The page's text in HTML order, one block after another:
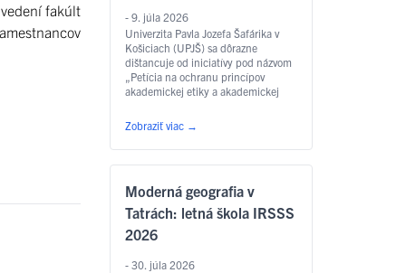
fakúlt
- 9. júla 2026
Univerzita Pavla Jozefa Šafárika v
Košiciach (UPJŠ) sa dôrazne
dištancuje od iniciatívy pod názvom
„Petícia na ochranu princípov
akademickej etiky a akademickej
šíri na sociálnych sieťach a v online
priestore. Petičný výbor vo svojej
kampani neoprávnene využíva
identitu našej univerzity a verejne
pôvodcom týchto aktivít je samotná
… Čítať ďalej
Zobraziť viac →
Moderná geografia v
Tatrách: letná škola IRSSS
2026
- 30. júla 2026